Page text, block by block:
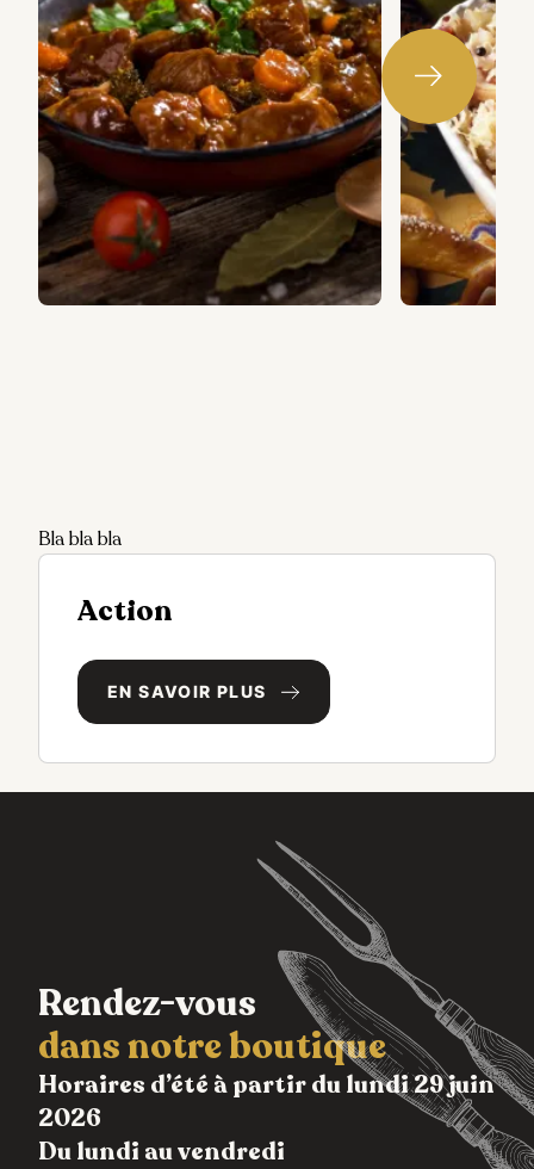
Bla bla bla
Action
EN SAVOIR PLUS
Rendez-vous
dans notre boutique
Horaires d’été à partir du lundi 29 juin
2026
Du lundi au vendredi